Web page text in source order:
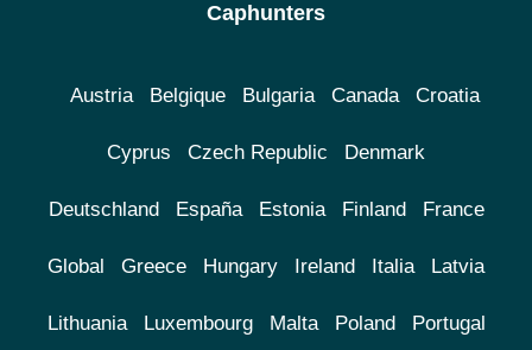
Caphunters
Austria Belgique Bulgaria Canada Croatia
Cyprus Czech Republic Denmark
Deutschland España Estonia Finland France
Global Greece Hungary Ireland Italia Latvia
Lithuania Luxembourg Malta Poland Portugal